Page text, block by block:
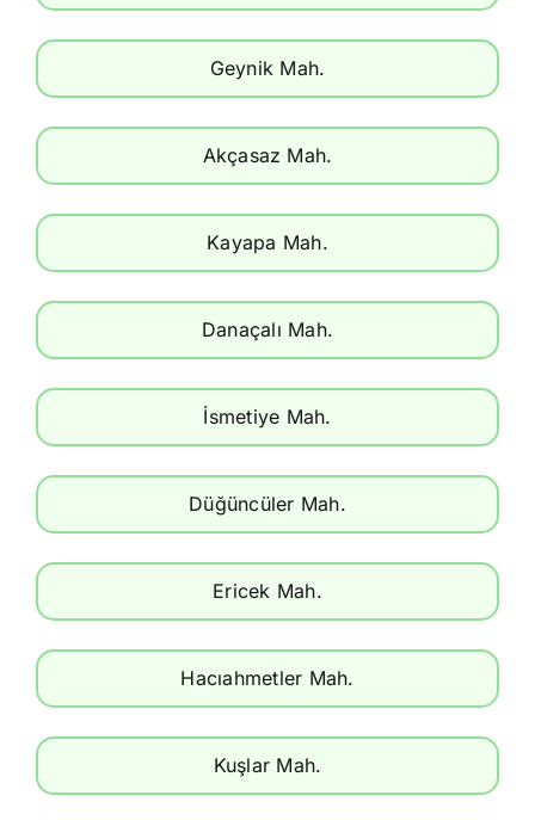
Geynik Mah.
Akçasaz Mah.
Kayapa Mah.
Danaçalı Mah.
İsmetiye Mah.
Düğüncüler Mah.
Ericek Mah.
Hacıahmetler Mah.
Kuşlar Mah.